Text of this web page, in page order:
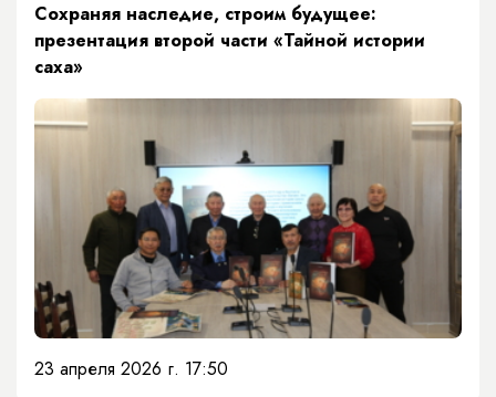
Сохраняя наследие, строим будущее:
презентация второй части «Тайной истории
саха»
23 апреля 2026 г. 17:50